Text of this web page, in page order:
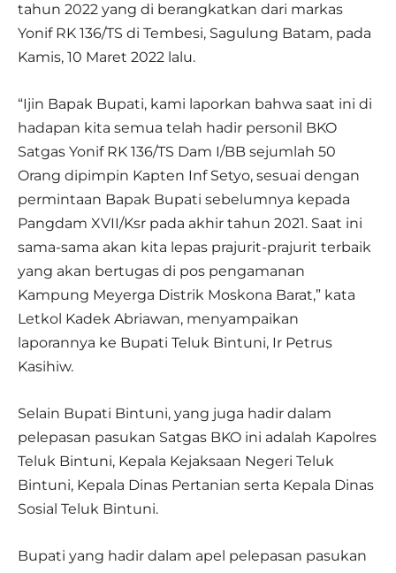
tahun 2022 yang di berangkatkan dari markas
Yonif RK 136/TS di Tembesi, Sagulung Batam, pada
Kamis, 10 Maret 2022 lalu.
“Ijin Bapak Bupati, kami laporkan bahwa saat ini di
hadapan kita semua telah hadir personil BKO
Satgas Yonif RK 136/TS Dam I/BB sejumlah 50
Orang dipimpin Kapten Inf Setyo, sesuai dengan
permintaan Bapak Bupati sebelumnya kepada
Pangdam XVII/Ksr pada akhir tahun 2021. Saat ini
sama-sama akan kita lepas prajurit-prajurit terbaik
yang akan bertugas di pos pengamanan
Kampung Meyerga Distrik Moskona Barat,” kata
Letkol Kadek Abriawan, menyampaikan
laporannya ke Bupati Teluk Bintuni, Ir Petrus
Kasihiw.
Selain Bupati Bintuni, yang juga hadir dalam
pelepasan pasukan Satgas BKO ini adalah Kapolres
Teluk Bintuni, Kepala Kejaksaan Negeri Teluk
Bintuni, Kepala Dinas Pertanian serta Kepala Dinas
Sosial Teluk Bintuni.
Bupati yang hadir dalam apel pelepasan pasukan